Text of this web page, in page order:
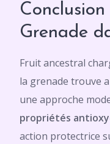
Grenade
Fruit ancestral
la grenade trouve
une approche
propriétés
action protectrice